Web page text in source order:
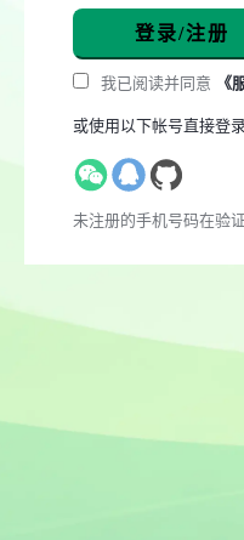
登录/注册
我已阅读并同意 《
或使用以下帐号直接登
未注册的手机号码在验